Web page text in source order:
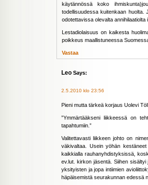
käytännössä koko
todellisuudessa kuitenkaan huolta.
odotettavissa olevalta annihilaatiolta
Lestadiolaisuus on kaikesta
poikkeus maallistuneessa
Vastaa
Leo Says:
2.5.2010 klo 23:56
Pieni mutta tärkeä korjaus Uolevi
”Ymmärtääkseni liikkeessä on
tapahtumiin.”
Valitettavasti liikkeen johto on
väkivaltaa. Usein yöhän
kaikkialla rauhanyhdistyksissä,
ev.lut. kirkon jäsentä. Siihen
yksityisten ja jopa intiimien
häpäisemistä seurakunnan edessä